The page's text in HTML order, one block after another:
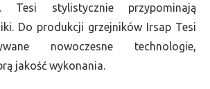
Tesi stylistycznie przypominają
Do produkcji grzejników Irsap Tesi
nowoczesne technologie,
jakość wykonania.